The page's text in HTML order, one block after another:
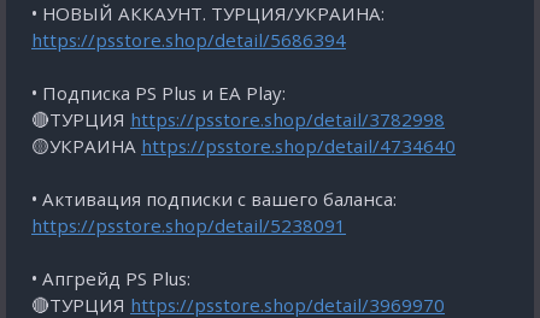
• НОВЫЙ АККАУНТ. ТУРЦИЯ/УКРАИНА:
https://psstore.shop/detail/5686394
• Подписка PS Plus и EA Play:
🔴ТУРЦИЯ https://psstore.shop/detail/3782998
🟡УКРАИНА https://psstore.shop/detail/4734640
• Активация подписки с вашего баланса:
https://psstore.shop/detail/5238091
• Апгрейд PS Plus:
🔴ТУРЦИЯ https://psstore.shop/detail/3969970